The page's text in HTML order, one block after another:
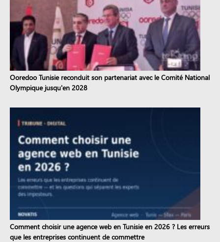
Ooredoo Tunisie reconduit son partenariat avec le Comité National
Olympique jusqu'en 2028
Comment choisir une agence web en Tunisie en 2026 ? Les erreurs
que les entreprises continuent de commettre